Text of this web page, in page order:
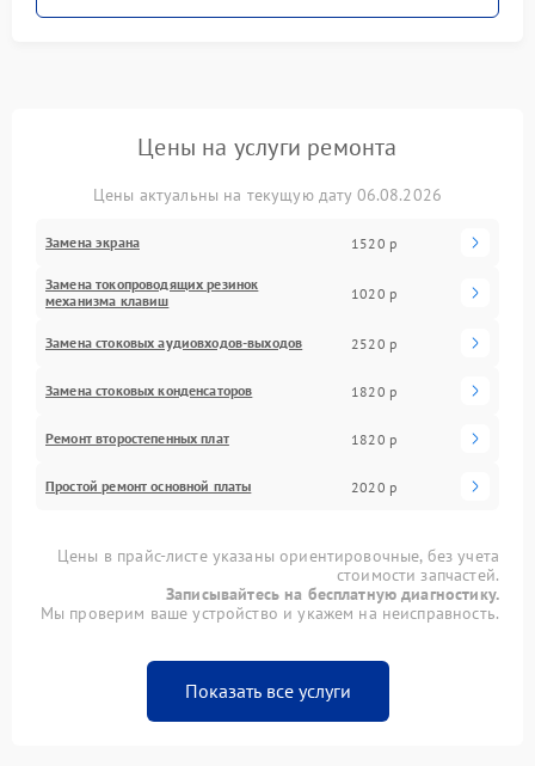
Цены на услуги ремонта
Цены актуальны на текущую дату 06.08.2026
Замена экрана 1520 р
Замена токопроводящих резинок
механизма клавиш
1020 р
Замена стоковых аудиовходов-выходов 2520 р
Замена стоковых конденсаторов 1820 р
Ремонт второстепенных плат 1820 р
Простой ремонт основной платы 2020 р
Цены в прайс-листе указаны ориентировочные, без учета
стоимости запчастей.
Записывайтесь на бесплатную диагностику.
Мы проверим ваше устройство и укажем на неисправность.
Показать все услуги